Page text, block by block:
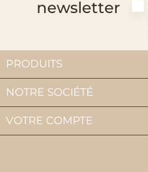
newsletter
PRODUITS
NOTRE SOCIÉTÉ
VOTRE COMPTE